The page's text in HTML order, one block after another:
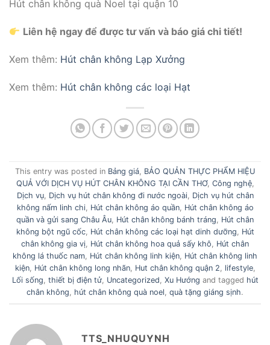
Hút chân không quà Noel tại quận 10
Liên hệ ngay để được tư vấn và báo giá chi tiết!
Xem thêm: Hút chân không Lạp Xưởng
Xem thêm: Hút chân không các loại Hạt
This entry was posted in Bảng giá BẢO QUẢN THỰC PHẨM HIỆU
QUẢ VỚI DỊCH VỤ HÚT CHÂN KHÔNG TẠI CẦN THƠ, Công nghệ,
Dịch vụ, Dịch vụ hút chân không đi nước ngoài, Dịch vụ hút chân
không nấm linh chi, Hút chân không áo quần, Hút chân không áo
quần và gửi sang Châu Âu Hút chân không bánh tráng
Hút chân
không bột ngũ cốc, Hút chân không các loại hạt dinh dưỡng
Hút
chân không gia vị Hút chân không hoa quả sấy khô
Hút chân
không lá thuốc nam Hút chân không linh kiện Hút chân không linh
kiện, Hút chân không long nhãn, Hut chân không quận 2 lifestyle,
Lối sống thiết bị điện tử, Uncategorized Xu Hướng and tagged hút
chân không
hút chân không quà noel quà tặng giáng sịnh.
TTS_NHUQUYNH